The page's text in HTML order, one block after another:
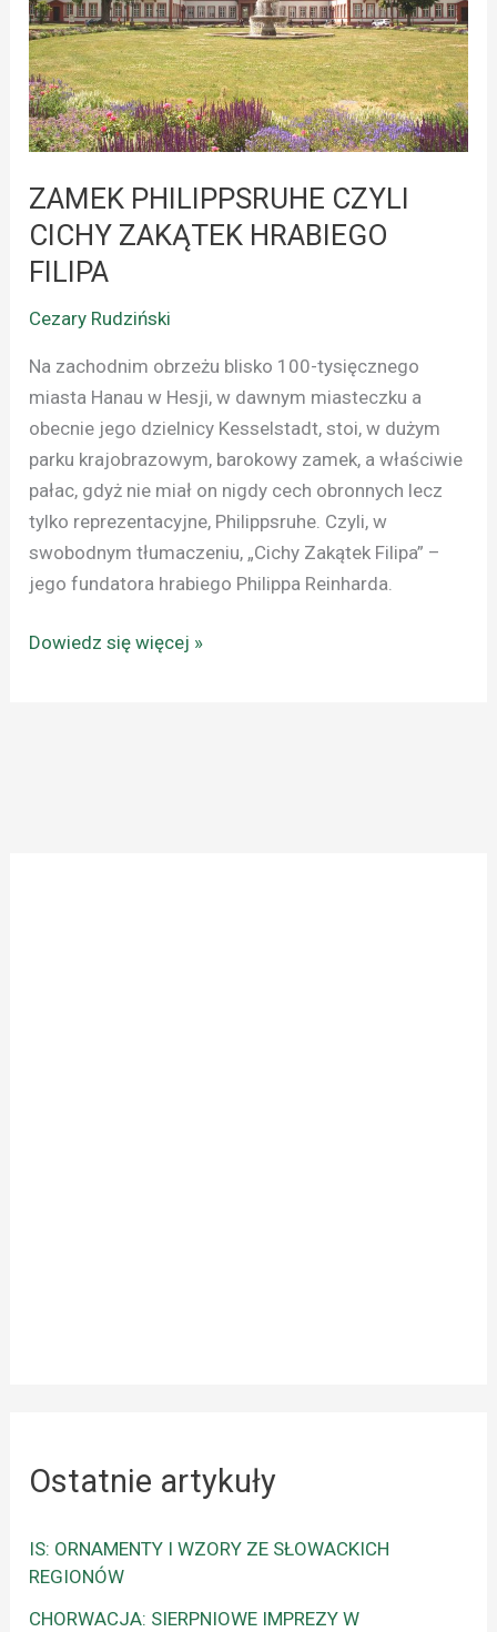
ZAMEK PHILIPPSRUHE CZYLI
CICHY ZAKĄTEK HRABIEGO
FILIPA
Cezary Rudziński
Na zachodnim obrzeżu blisko 100-tysięcznego
miasta Hanau w Hesji, w dawnym miasteczku a
obecnie jego dzielnicy Kesselstadt, stoi, w dużym
parku krajobrazowym, barokowy zamek, a właściwie
pałac, gdyż nie miał on nigdy cech obronnych lecz
tylko reprezentacyjne, Philippsruhe. Czyli, w
swobodnym tłumaczeniu, „Cichy Zakątek Filipa” –
jego fundatora hrabiego Philippa Reinharda.
ZAKĄTEK
HRABIEGO
FILIPA
Dowiedz się więcej »
Ostatnie artykuły
IS: ORNAMENTY I WZORY ZE SŁOWACKICH
REGIONÓW
CHORWACJA: SIERPNIOWE IMPREZY W